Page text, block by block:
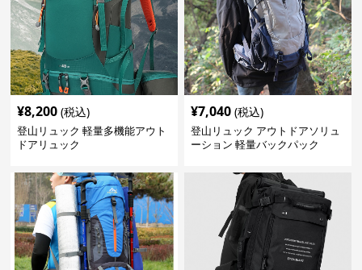
¥8,200 (税込)
登山リュック 軽量多機能アウト
ドアリュック
¥7,040 (税込)
登山リュック アウトドアソリュ
ーション 軽量バックパック